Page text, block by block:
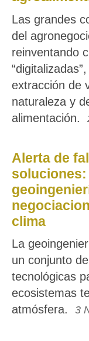
Las grandes
del
reinventando
extracción de
naturaleza y
alimentación.
Alerta de
soluciones:
clima
La
un conjunto
tecnológicas
ecosistemas
atmósfera.
3